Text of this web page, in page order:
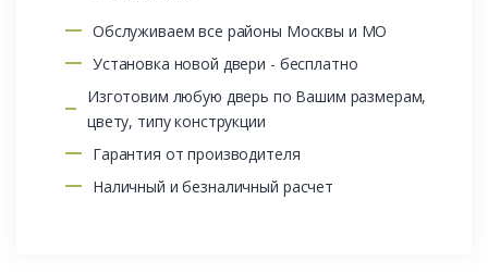
Обслуживаем все районы Москвы и МО
Установка новой двери - бесплатно
Изготовим любую дверь по Вашим размерам,
цвету, типу конструкции
Гарантия от производителя
Наличный и безналичный расчет